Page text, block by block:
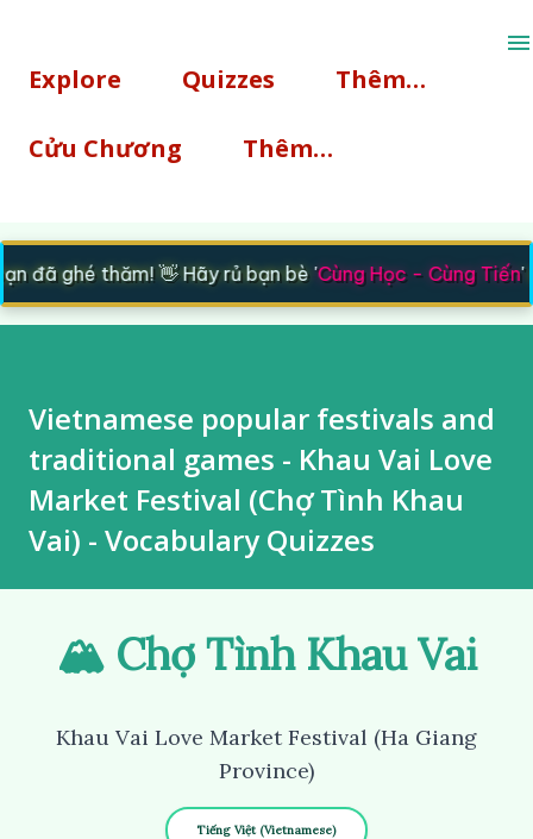
Explore Quizzes Thêm…
Cửu Chương Thêm…
đã ghé thăm! 👋 Hãy rủ bạn bè 'Cùng Học - Cùng Tiến'
Vietnamese popular festivals and
traditional games - Khau Vai Love
Market Festival (Chợ Tình Khau
Vai) - Vocabulary Quizzes
🏔️ Chợ Tình Khau Vai
Khau Vai Love Market Festival (Ha Giang
Province)
Tiếng Việt (Vietnamese)